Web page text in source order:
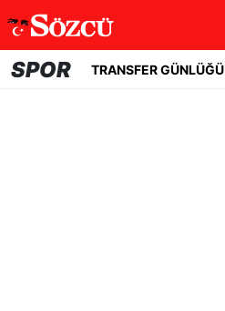
SPOR TRANSFER GÜNLÜĞÜ